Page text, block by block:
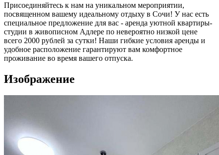
Присоединяйтесь к нам на уникальном мероприятии,
посвященном вашему идеальному отдыху в Сочи! У нас есть
специальное предложение для вас - аренда уютной квартиры-
студии в живописном Адлере по невероятно низкой цене
всего 2000 рублей за сутки! Наши гибкие условия аренды и
удобное расположение гарантируют вам комфортное
проживание во время вашего отпуска.
Изображение